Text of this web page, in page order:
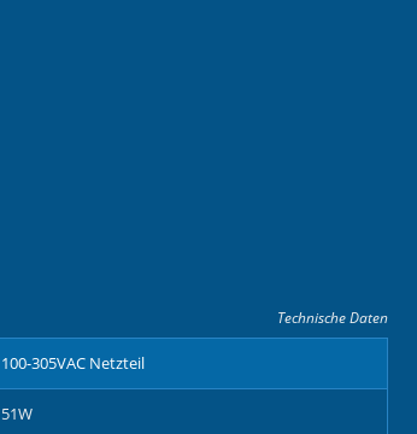
Technische Daten
100-305VAC Netzteil
51W